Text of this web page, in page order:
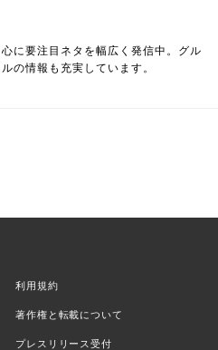
に要注目ネタを幅広く発信中。グル
の情報も充実しています。
利用規約
著作権と転載について
プレスリリース受付